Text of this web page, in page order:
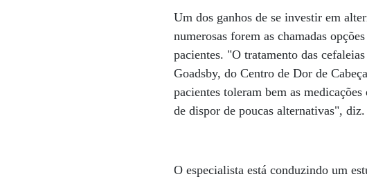
Um dos ganhos de se investir em
numerosas forem as chamadas
pacientes. "O tratamento das
Goadsby, do Centro de Dor de
pacientes toleram bem as
de dispor de poucas alternativas", diz.
O especialista está conduzindo um